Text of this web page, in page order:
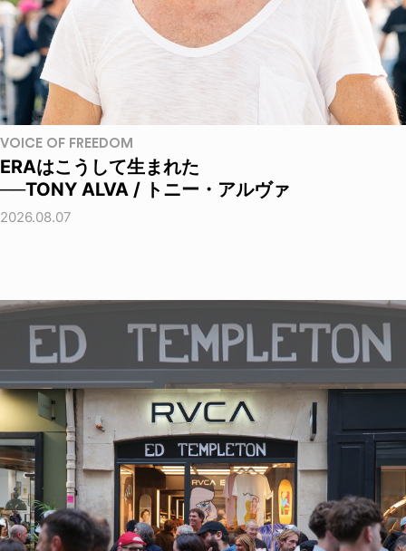
VOICE OF FREEDOM
ERAはこうして生まれた
──TONY ALVA / トニー・アルヴァ
2026.08.07